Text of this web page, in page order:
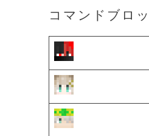
コマンドブロ